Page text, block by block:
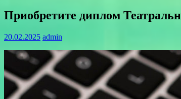
Приобретите диплом
20.02.2025 admin